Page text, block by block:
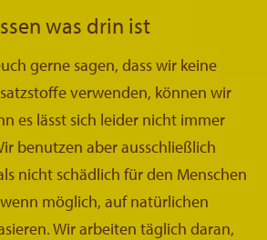
was drin ist
gerne sagen, dass wir keine
verwenden, können wir
es lässt sich leider nicht immer
benutzen aber ausschließlich
nicht schädlich für den Menschen
möglich, auf natürlichen
Wir arbeiten täglich daran,